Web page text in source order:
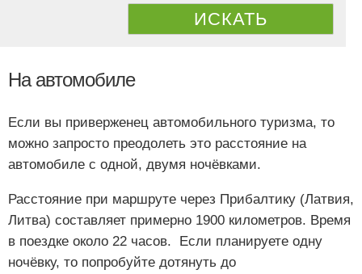
ИСКАТЬ
На автомобиле
Если вы приверженец автомобильного туризма, то
можно запросто преодолеть это расстояние на
автомобиле с одной, двумя ночёвками.
Расстояние при маршруте через Прибалтику (Латвия,
Литва) составляет примерно 1900 километров. Время
в поездке около 22 часов. Если планируете одну
ночёвку, то попробуйте дотянуть до